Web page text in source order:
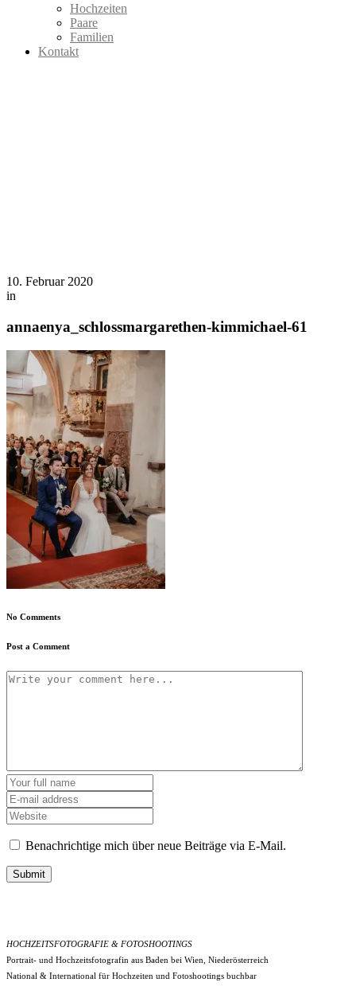
Hochzeiten
Paare
Familien
Kontakt
10. Februar 2020
in
annaenya_schlossmargarethen-kimmichael-61
No Comments
Post a Comment
Benachrichtige mich über neue Beiträge via E-Mail.
Submit
HOCHZEITSFOTOGRAFIE & FOTOSHOOTINGS
Portrait- und Hochzeitsfotografin aus Baden bei Wien, Niederösterreich
National & International für Hochzeiten und Fotoshootings buchbar